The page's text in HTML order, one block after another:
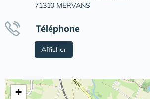
71310 MERVANS
Téléphone
Afficher
+